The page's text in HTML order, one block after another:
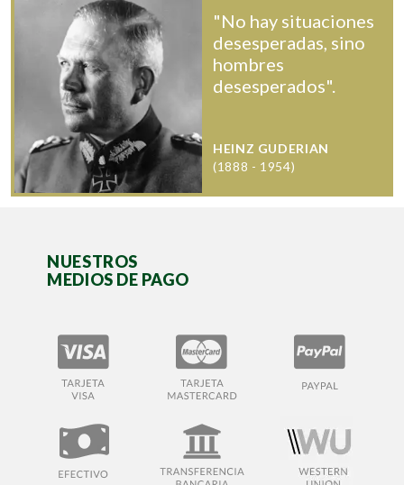
"No hay situaciones
desesperadas, sino
hombres
desesperados".
HEINZ GUDERIAN
(1888 - 1954)
NUESTROS
MEDIOS DE PAGO